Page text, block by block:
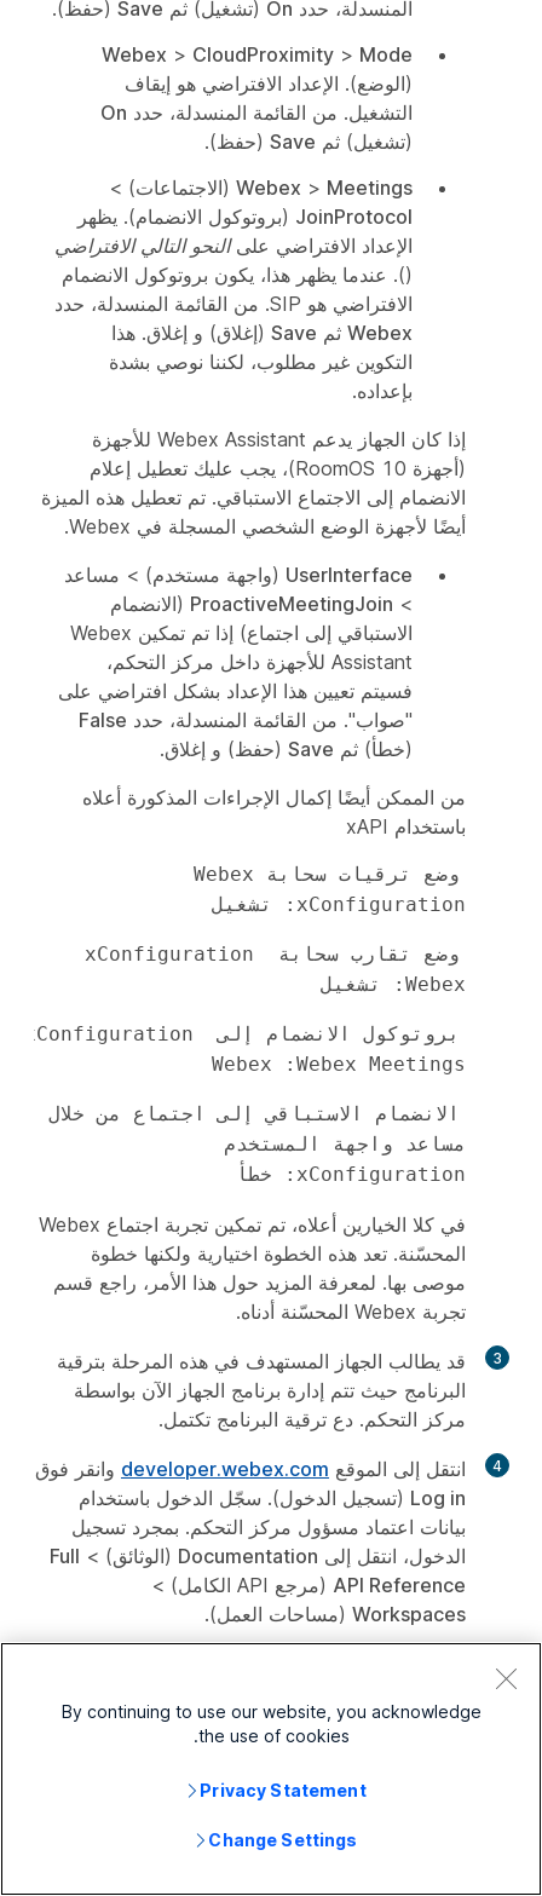
المنسدلة، حدد On (تشغيل) ثم Save (حفظ).
Webex > CloudProximity > Mode
(الوضع). الإعداد الافتراضي هو إيقاف
التشغيل. من القائمة المنسدلة، حدد On
(تشغيل) ثم Save (حفظ).
Webex > Meetings
(الاجتماعات) >
JoinProtocol (بروتوكول الانضمام). يظهر
الإعداد الافتراضي علىالنحو التالي الافتراضي
(). عندما يظهر هذا، يكون بروتوكول الانضمام
الافتراضي هو SIP. من القائمة المنسدلة، حدد
Webex ثم Save (إغلاق) و إغلاق. هذا
التكوين غير مطلوب، لكننا نوصي بشدة
بإعداده.
إذا كان الجهاز يدعم Webex Assistant للأجهزة
(أجهزة RoomOS 10)، يجب عليك تعطيل إعلام
الانضمام إلى الاجتماع الاستباقي. تم تعطيل هذه الميزة
أيضًا لأجهزة الوضع الشخصي المسجلة في Webex.
UserInterface (واجهة مستخدم) > مساعد
>
ProactiveMeetingJoin (الانضمام
الاستباقي إلى اجتماع) إذا تم تمكين Webex
Assistant للأجهزة داخل مركز التحكم،
فسيتم تعيين هذا الإعداد بشكل افتراضي على
"صواب". من القائمة المنسدلة، حدد False‎
(خطأ) ثم Save (حفظ) و إغلاق.
من الممكن أيضًا إكمال الإجراءات المذكورة أعلاه
باستخدام xAPI
xConfiguration: تشغيل
وضع تقارب سحابة xConfiguration
Webex: تشغيل
بروتوكول الانضمام إلى xConfiguration
Webex Meetings‎:‏ Webex‎
xConfiguration: خطأ
في كلا الخيارين أعلاه، تم تمكين تجربة اجتماع Webex
المحسّنة. تعد هذه الخطوة اختيارية ولكنها خطوة
موصى بها. لمعرفة المزيد حول هذا الأمر، راجع قسم
تجربة Webex المحسّنة أدناه.
3
قد يطالب الجهاز المستهدف في هذه المرحلة بترقية
البرنامج حيث تتم إدارة برنامج الجهاز الآن بواسطة
مركز التحكم. دع ترقية البرنامج تكتمل.
4 انتقل إلى الموقع developer.webex.com وانقر فوق
Log in (تسجيل الدخول). سجّل الدخول باستخدام
بيانات اعتماد مسؤول مركز التحكم. بمجرد تسجيل
الدخول، انتقل إلى Documentation (الوثائق) > Full
API Reference (مرجع API الكامل) >
Workspaces (مساحات العمل).
للحصول على معرّف مساحة العمل للجهاز الذي تريد
تحتاج إلى الحصول على معرّف مساحة العمل قبل أن
تتمكن من تخصيص الجهاز. في قائمة مساحات العمل،
يمكنك رؤية قائمة بمعلمات الاستعلام التي يمكن
By continuing to use our website, you acknowledge
the use of cookies.
Privacy Statement
Change Settings